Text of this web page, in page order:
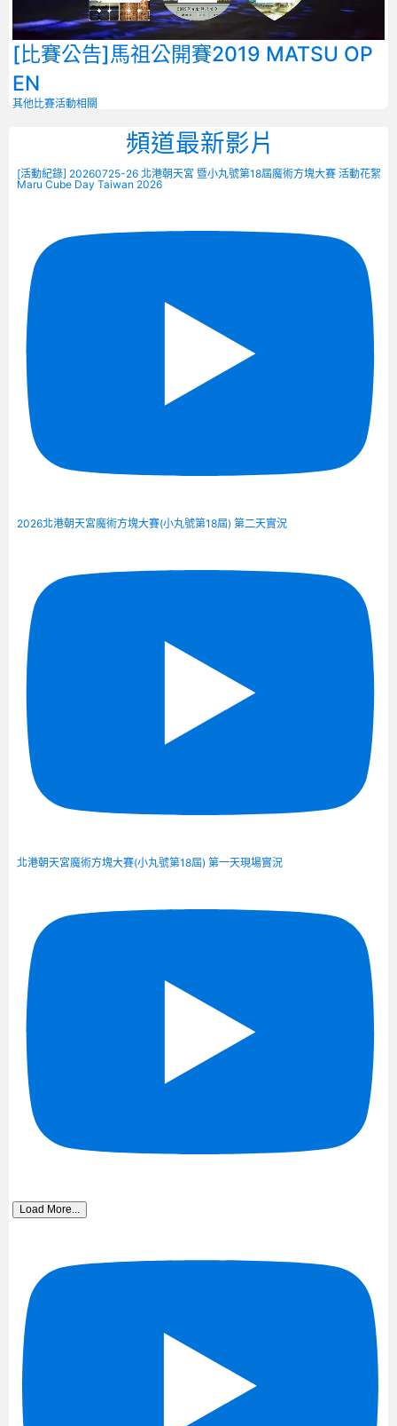
[比賽公告]馬祖公開賽2019 MATSU OP
EN
其他比賽活動相關
頻道最新影片
[活動紀錄] 20260725-26 北港朝天宮 暨小丸號第18屆魔術方塊大賽 活動花絮
Maru Cube Day Taiwan 2026
2026北港朝天宮魔術方塊大賽(小丸號第18屆) 第二天實況
北港朝天宮魔術方塊大賽(小丸號第18屆) 第一天現場實況
Load More...